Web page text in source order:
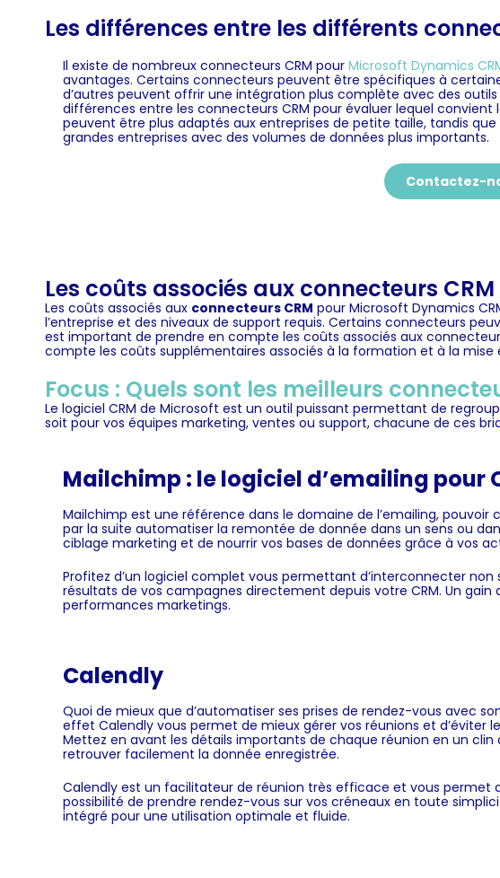
Les différences entre les différents
Il existe de nombreux connecteurs CRM pour Microsoft Dynamics
avantages. Certains connecteurs peuvent être spécifiques à
d’autres peuvent offrir une intégration plus complète avec des
différences entre les connecteurs CRM pour évaluer lequel convient
peuvent être plus adaptés aux entreprises de petite taille, tandis
grandes entreprises avec des volumes de données plus importants.
Contactez-
Les coûts associés aux connecteurs
Les coûts associés aux connecteurs CRM pour Microsoft Dynamics
l’entreprise et des niveaux de support requis. Certains connecteurs
est important de prendre en compte les coûts associés aux
compte les coûts supplémentaires associés à la formation et à la mise
Focus : Quels sont les meilleurs
Le logiciel CRM de Microsoft est un outil puissant permettant de
soit pour vos équipes marketing, ventes ou support, chacune de ces
Mailchimp : le logiciel d’emailing pour
Mailchimp est une référence dans le domaine de l’emailing,
par la suite automatiser la remontée de donnée dans un sens ou
ciblage marketing et de nourrir vos bases de données grâce à vos
Profitez d’un logiciel complet vous permettant d’interconnecter
résultats de vos campagnes directement depuis votre CRM. Un
performances marketings.
Calendly
Quoi de mieux que d’automatiser ses prises de rendez-vous avec
effet Calendly vous permet de mieux gérer vos réunions et d’éviter
Mettez en avant les détails importants de chaque réunion en un
retrouver facilement la donnée enregistrée.
Calendly est un facilitateur de réunion très efficace et vous permet
possibilité de prendre rendez-vous sur vos créneaux en toute
intégré pour une utilisation optimale et fluide.